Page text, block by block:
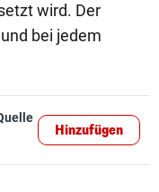
wird. Der
bei jedem
Hinzufügen